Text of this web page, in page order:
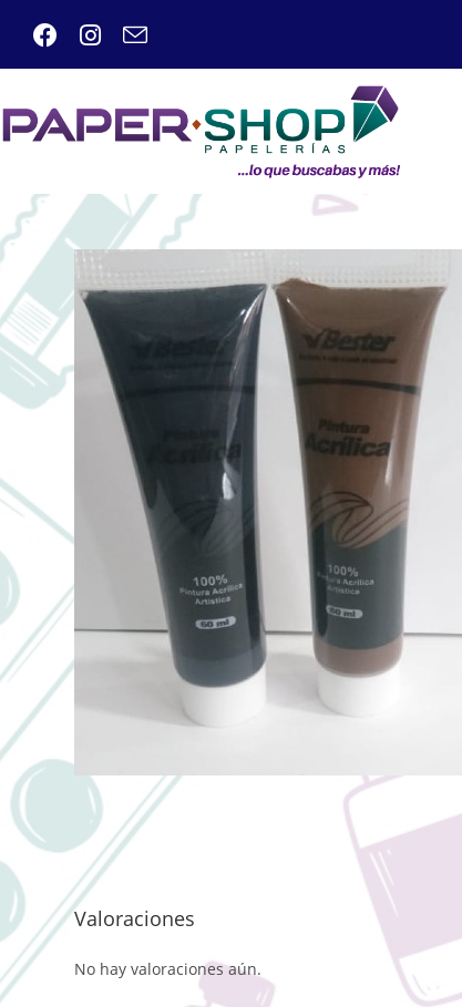
Valoraciones
No hay valoraciones aún.